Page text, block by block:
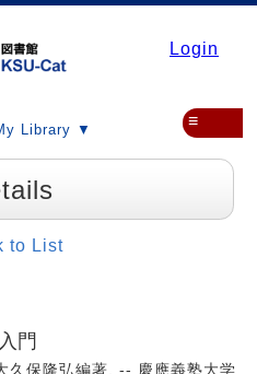
Login
Library ▼ ≡
to List
門
久保隆弘編著. -- 慶應義塾大学